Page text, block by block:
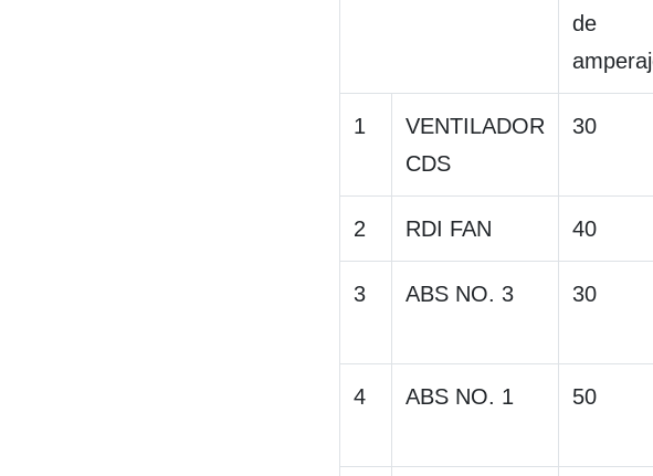
de
1
VENTILADOR
CDS
30
2 RDI FAN 40
3 ABS NO. 3 30
4 ABS NO. 1 50